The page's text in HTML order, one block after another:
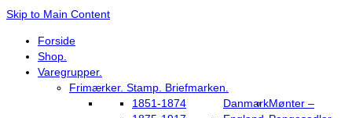
Skip to Main Content
Forside
Shop.
Varegrupper.
Frimærker. Stamp. Briefmarken.
Danmark
1851-1874
Mønter –